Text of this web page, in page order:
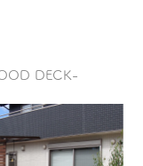
DECK-